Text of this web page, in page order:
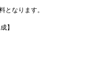
となります。
】